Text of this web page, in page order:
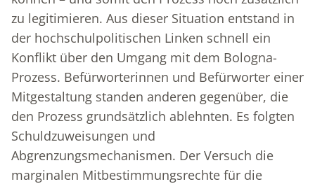
zu legitimieren. Aus dieser Situation entstand in
der hochschulpolitischen Linken schnell ein
Konflikt über den Umgang mit dem Bologna-
Prozess. Befürworterinnen und Befürworter einer
Mitgestaltung standen anderen gegenüber, die
den Prozess grundsätzlich ablehnten. Es folgten
Schuldzuweisungen und
Abgrenzungsmechanismen. Der Versuch die
marginalen Mitbestimmungsrechte für die